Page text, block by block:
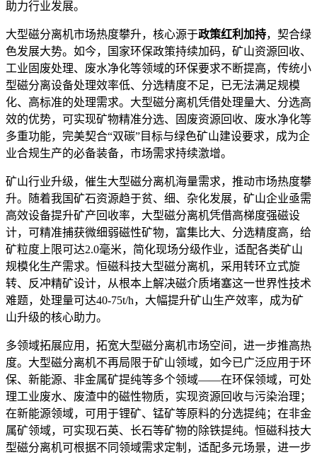
助力行业发展。
大型磁分离机市场热度攀升，核心源于政策红利加持，契合绿
色发展大势。如今，国家环保政策持续加码，矿山资源回收、
工业固废处理、废水净化等领域的环保要求不断提高，传统小
型磁分离设备处理效率低、分选精度不足，已无法满足规模
化、高标准的处理需求。大型磁分离机凭借处理量大、分选高
效的优势，可实现矿物精准分选、固废资源回收、废水净化等
多重功能，完美契合“双碳”目标与绿色矿山建设要求，成为企
业合规生产的必备装备，市场需求持续激增。
矿山行业升级，催生大型磁分离机海量需求，推动市场热度攀
升。随着我国矿石资源趋于贫、细、杂化发展，矿山企业亟需
高效设备提升矿产回收率，大型磁分离机凭借高梯度强磁设
计，可精准捕获微细弱磁性矿物，富集比大、分选精度高，给
矿粒度上限可达2.0毫米，简化现场分级作业，适配各类矿山
规模化生产需求。恒磁科技大型磁分离机，采用转环立式旋
转、反冲精矿设计，从根本上解决磁介质堵塞这一世界性技术
难题，处理量可达40-75t/h，大幅提升矿山生产效率，成为矿
山升级的核心助力。
多领域拓展应用，拓宽大型磁分离机市场空间，进一步推高热
度。大型磁分离机不再局限于矿山领域，如今已广泛应用于环
保、新能源、非金属矿提纯等多个领域——在环保领域，可处
理工业废水、废渣中的磁性物质，实现资源回收与污染治理；
在新能源领域，可用于锂矿、锰矿等原料的分选提纯；在非金
属矿领域，可实现石英、长石等矿物的除铁提纯。恒磁科技大
型磁分离机可根据不同领域需求定制，适配多元场景，进一步